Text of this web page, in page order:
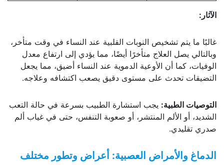
الآثار :
غالبًا ما يتم تشخيص النوبات القلبية عند النساء في وقت متأخر،
وبالتالي يصل العلاج متأخرًا أيضًا، مما يؤدي إلى ارتفاع معدل
الوفيات، كما أن الأوعية الدموية عند النساء أضيق، مما يجعل
التضيقات تحدث على مستوى دقيق يصعب اكتشافه وعلاجه.
التوصيات الطبية: يجب استشارة الطبيب بسرعة في حالة التعب
الشديد، أو الألم المنتشر، أو صعوبة التنفس، حتى في غياب ألم
صدري تقليدي.
الدماغ والأمراض العصبية: أعراض وتطور مختلف